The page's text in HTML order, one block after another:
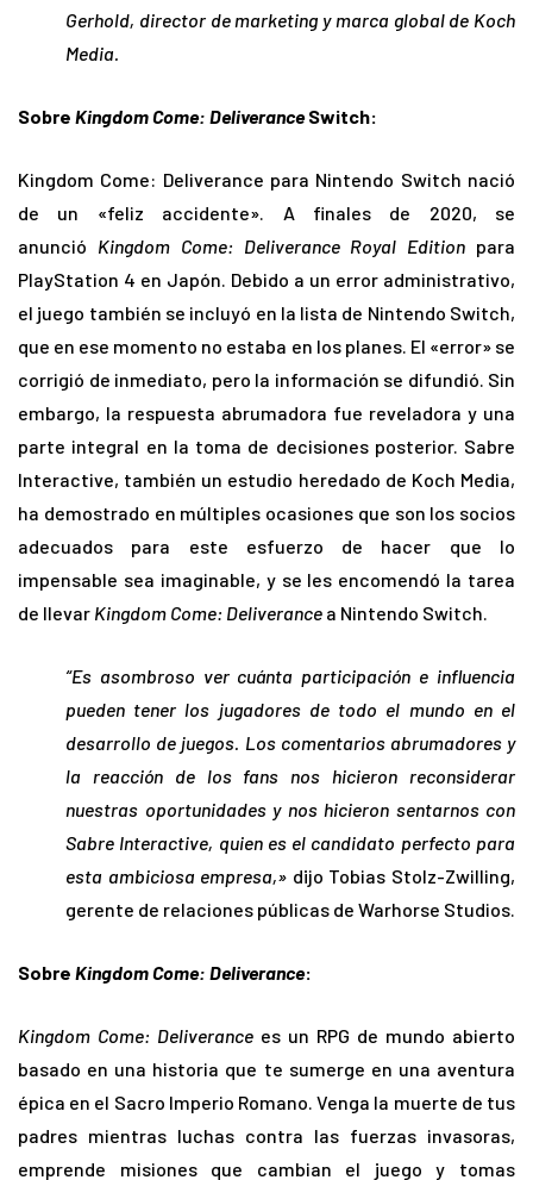
Gerhold, director de marketing y marca global de Koch
Media.
Sobre Kingdom Come: DeliveranceSwitch:
Kingdom Come: Deliverance para Nintendo Switch nació
de un «feliz accidente». A finales de 2020, se
anunció Kingdom Come: Deliverance Royal Edition para
PlayStation 4 en Japón. Debido a un error administrativo,
el juego también se incluyó en la lista de Nintendo Switch,
que en ese momento no estaba en los planes. El «error» se
corrigió de inmediato, pero la información se difundió. Sin
embargo, la respuesta abrumadora fue reveladora y una
parte integral en la toma de decisiones posterior. Sabre
Interactive, también un estudio heredado de Koch Media,
ha demostrado en múltiples ocasiones que son los socios
adecuados para este esfuerzo de hacer que lo
impensable sea imaginable, y se les encomendó la tarea
de llevar Kingdom Come: Deliverance a Nintendo Switch.
“Es asombroso ver cuánta participación e influencia
pueden tener los jugadores de todo el mundo en el
desarrollo de juegos. Los comentarios abrumadores y
la reacción de los fans nos hicieron reconsiderar
nuestras oportunidades y nos hicieron sentarnos con
Sabre Interactive, quien es el candidato perfecto para
esta ambiciosa empresa,» dijo Tobias Stolz-Zwilling,
gerente de relaciones públicas de Warhorse Studios.
Sobre Kingdom Come: Deliverance:
Kingdom Come: Deliverance es un RPG de mundo abierto
basado en una historia que te sumerge en una aventura
épica en el Sacro Imperio Romano. Venga la muerte de tus
padres mientras luchas contra las fuerzas invasoras,
emprende misiones que cambian el juego y tomas